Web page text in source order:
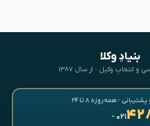
بنیادِ وکلا
و انتخابِ وکیل · از سال ۱۳۸۷
· همه‌روزه ۸ تا ۲۴
- ۰۲۱